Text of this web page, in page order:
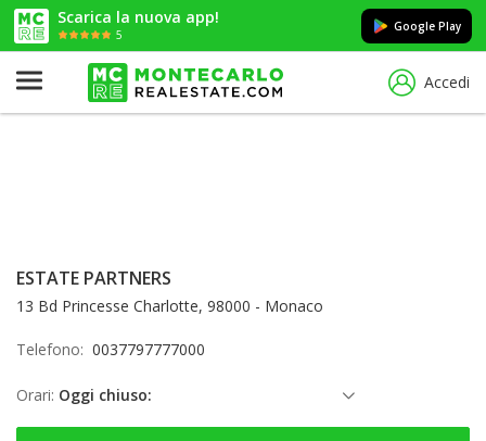
Scarica la nuova app!
5
Google Play
Accedi
ESTATE PARTNERS
13 Bd Princesse Charlotte, 98000 - Monaco
Telefono: 0037797777000
Orari: Oggi chiuso:
sabato: Chiuso